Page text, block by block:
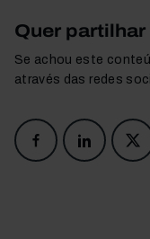
Quer
Se achou este
através das redes